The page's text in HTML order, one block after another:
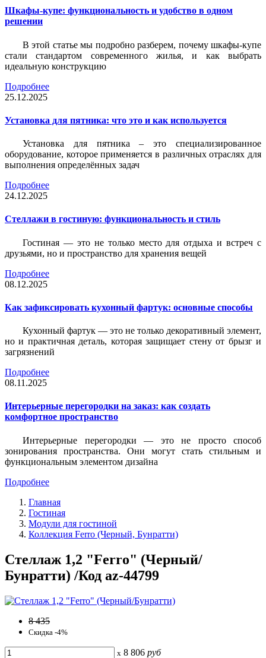
Шкафы-купе: функциональность и удобство в одном
решении
В этой статье мы подробно разберем, почему шкафы-купе
стали стандартом современного жилья, и как выбрать
идеальную конструкцию
Подробнее
25.12.2025
Установка для пятника: что это и как используется
Установка для пятника – это специализированное
оборудование, которое применяется в различных отраслях для
выполнения определённых задач
Подробнее
24.12.2025
Стеллажи в гостиную: функциональность и стиль
Гостиная — это не только место для отдыха и встреч с
друзьями, но и пространство для хранения вещей
Подробнее
08.12.2025
Как зафиксировать кухонный фартук: основные способы
Кухонный фартук — это не только декоративный элемент,
но и практичная деталь, которая защищает стену от брызг и
загрязнений
Подробнее
08.11.2025
Интерьерные перегородки на заказ: как создать
комфортное пространство
Интерьерные перегородки — это не просто способ
зонирования пространства. Они могут стать стильным и
функциональным элементом дизайна
Подробнее
Главная
Гостиная
Модули для гостиной
Коллекция Ferro (Черный, Бунратти)
Стеллаж 1,2 "Ferro" (Черный/
Бунратти) /Код az-44799
8 435
Скидка -4%
x 8 806 руб